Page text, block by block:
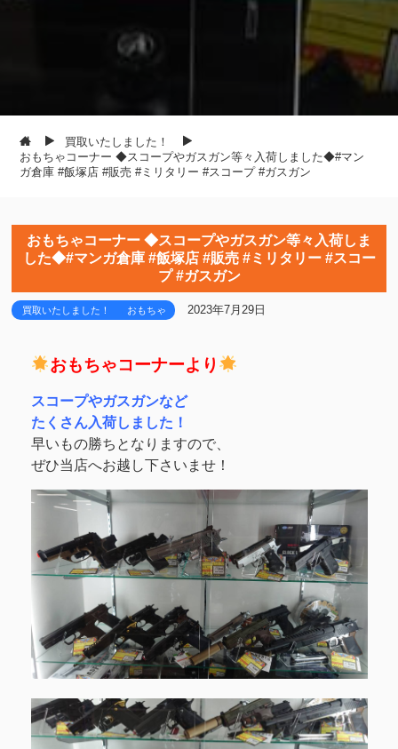
買取いたしました！
おもちゃコーナー ◆スコープやガスガン等々入荷しました◆#マン
ガ倉庫 #飯塚店 #販売 #ミリタリー #スコープ #ガスガン
おもちゃコーナー ◆スコープやガスガン等々入荷しま
した◆#マンガ倉庫 #飯塚店 #販売 #ミリタリー #スコー
プ #ガスガン
買取いたしました！ おもちゃ 2023年7月29日
おもちゃコーナーより
スコープやガスガンなど
たくさん入荷しました！
早いもの勝ちとなりますので、
ぜひ当店へお越し下さいませ！